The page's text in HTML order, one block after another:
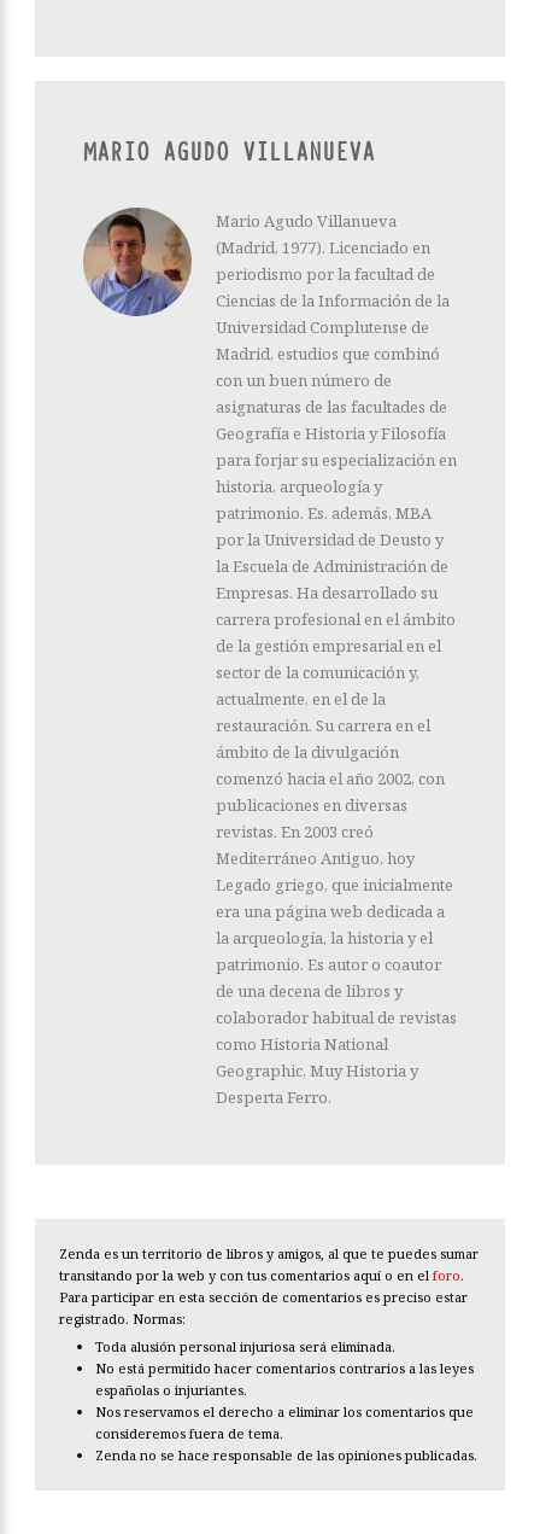
MARIO AGUDO VILLANUEVA
Mario Agudo Villanueva
(Madrid, 1977). Licenciado en
periodismo por la facultad de
Ciencias de la Información de la
Universidad Complutense de
Madrid, estudios que combinó
con un buen número de
asignaturas de las facultades de
Geografía e Historia y Filosofía
para forjar su especialización en
historia, arqueología y
patrimonio. Es, además, MBA
por la Universidad de Deusto y
la Escuela de Administración de
Empresas. Ha desarrollado su
carrera profesional en el ámbito
de la gestión empresarial en el
sector de la comunicación y,
actualmente, en el de la
restauración. Su carrera en el
ámbito de la divulgación
comenzó hacia el año 2002, con
publicaciones en diversas
revistas. En 2003 creó
Mediterráneo Antiguo, hoy
Legado griego, que inicialmente
era una página web dedicada a
la arqueología, la historia y el
patrimonio. Es autor o coautor
de una decena de libros y
colaborador habitual de revistas
como Historia National
Geographic, Muy Historia y
Desperta Ferro.
Zenda es un territorio de libros y amigos, al que te puedes sumar
transitando por la web y con tus comentarios aquí o en el foro.
Para participar en esta sección de comentarios es preciso estar
registrado. Normas:
Toda alusión personal injuriosa será eliminada.
No está permitido hacer comentarios contrarios a las leyes
españolas o injuriantes.
Nos reservamos el derecho a eliminar los comentarios que
consideremos fuera de tema.
Zenda no se hace responsable de las opiniones publicadas.